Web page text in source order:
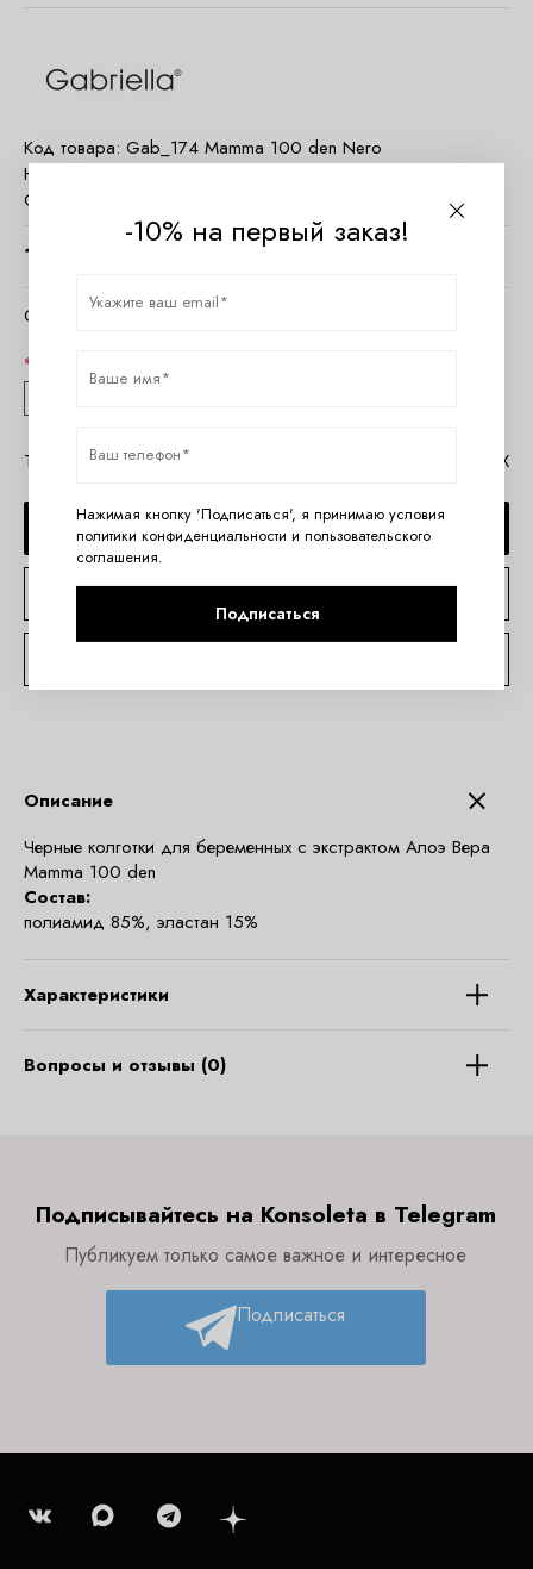
Код товара: Gab_174 Mamma 100 den Nero
Наличие:
Страна:
1060
Очистить параметры
Таблица размеров Gabriella Помощь в MAX
ДОБАВИТЬ В КОРЗИНУ
КУПИТЬ В 1 КЛИК
Описание
Черные колготки для беременных с экстрактом Алоэ Вера
Mamma 100 den
Состав:
полиамид 85%, эластан 15%
Характеристики
Вопросы и отзывы (0)
Подписывайтесь на Konsoleta в Telegram
Публикуем только самое важное и интересное
Подписаться
-10% на первый заказ!
Нажимая кнопку 'Подписаться', я принимаю условия
политики конфиденциальности и пользовательского
соглашения.
Подписаться